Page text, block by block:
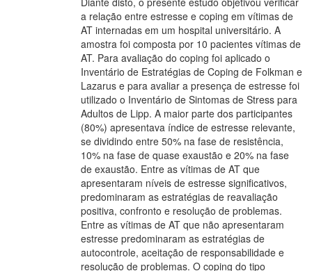
a relação entre estresse e coping em vítimas de
AT internadas em um hospital universitário. A
amostra foi composta por 10 pacientes vítimas de
AT. Para avaliação do coping foi aplicado o
Inventário de Estratégias de Coping de Folkman e
Lazarus e para avaliar a presença de estresse foi
utilizado o Inventário de Sintomas de Stress para
Adultos de Lipp. A maior parte dos participantes
(80%) apresentava índice de estresse relevante,
se dividindo entre 50% na fase de resistência,
10% na fase de quase exaustão e 20% na fase
de exaustão. Entre as vítimas de AT que
apresentaram níveis de estresse significativos,
predominaram as estratégias de reavaliação
positiva, confronto e resolução de problemas.
Entre as vítimas de AT que não apresentaram
estresse predominaram as estratégias de
autocontrole, aceitação de responsabilidade e
resolução de problemas. O coping do tipo